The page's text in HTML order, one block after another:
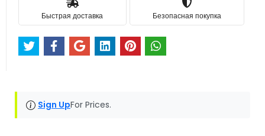
Быстрая доставка Безопасная покупка
Sign UpFor Prices.